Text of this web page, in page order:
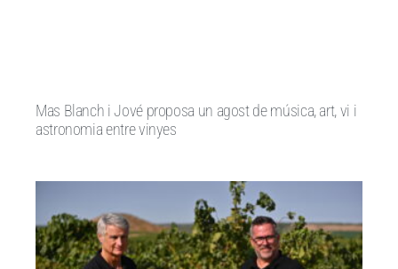
Mas Blanch i Jové proposa un agost de música, art, vi i
astronomia entre vinyes